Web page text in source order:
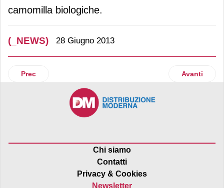
camomilla biologiche.
(_NEWS) 28 Giugno 2013
Articolo precedente: Baby Bazar inaugura un nuovo pdv a
Prec Articolo
Avanti
Chi siamo
Contatti
Privacy & Cookies
Newsletter